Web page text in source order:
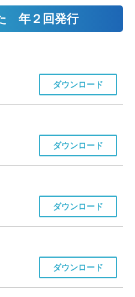
年２回発行
ダウンロード
ダウンロード
ダウンロード
ダウンロード